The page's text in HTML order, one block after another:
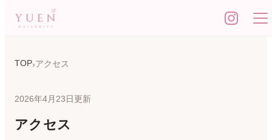
TOP アクセス
2026年4月23日更新
アクセス